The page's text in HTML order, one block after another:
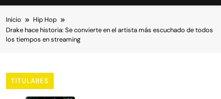
Inicio
Hip Hop
Drake hace historia: Se convierte en el artista más escuchado de todos
los tiempos en streaming
TITULARES